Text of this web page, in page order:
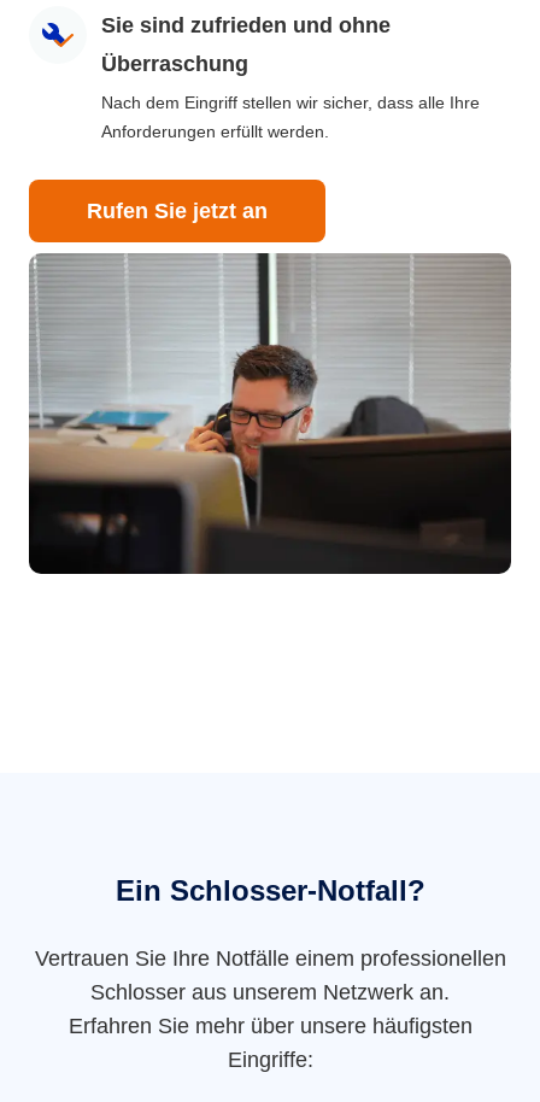
Sie sind zufrieden und ohne
Überraschung
Nach dem Eingriff stellen wir sicher, dass alle Ihre
Anforderungen erfüllt werden.
Rufen Sie jetzt an
Ein Schlosser-Notfall?
Vertrauen Sie Ihre Notfälle einem professionellen
Schlosser aus unserem Netzwerk an.
Erfahren Sie mehr über unsere häufigsten
Eingriffe: